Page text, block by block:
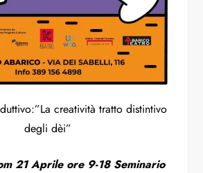
creatività tratto distintivo
degli dèi”
21 Aprile ore 9-18 Seminario